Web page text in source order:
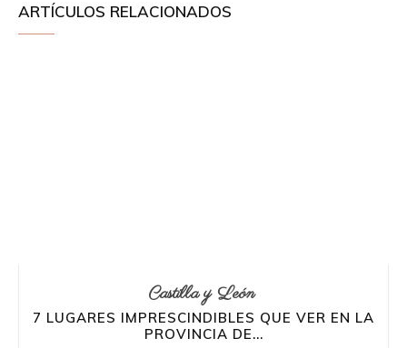
ARTÍCULOS RELACIONADOS
Castilla y León
7 LUGARES IMPRESCINDIBLES QUE VER EN LA
PROVINCIA DE...